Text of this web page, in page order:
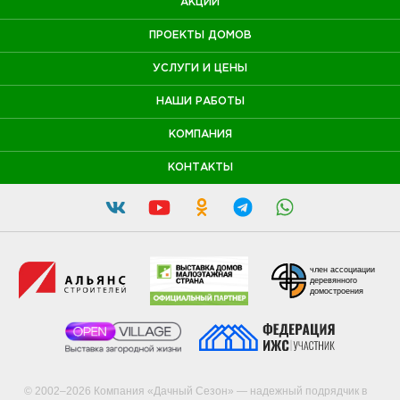
ПРОЕКТЫ ДОМОВ
УСЛУГИ И ЦЕНЫ
НАШИ РАБОТЫ
КОМПАНИЯ
КОНТАКТЫ
© 2002–2026 Компания «Дачный Сезон» — надежный подрядчик в
член ассоциации
деревянного
домостроения